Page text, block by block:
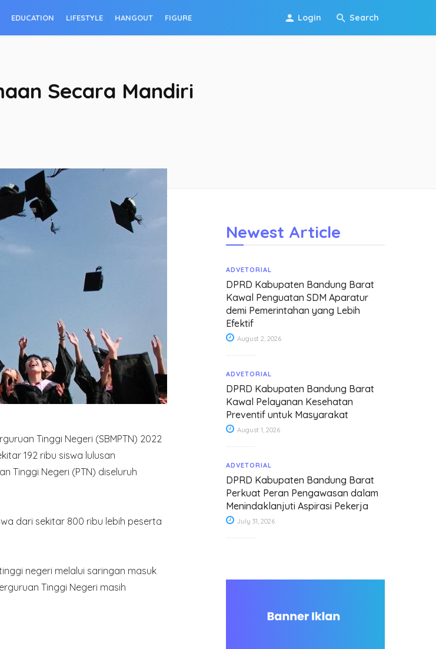
EDUCATION LIFESTYLE HANGOUT FIGURE Login Search
Secara Mandiri
Tinggi Negeri (SBMPTN) 2022
192 ribu siswa lulusan
Tinggi Negeri (PTN) diseluruh
dari sekitar 800 ribu lebih peserta
negeri melalui saringan masuk
Tinggi Negeri masih
Newest Article
ADVETORIAL
DPRD Kabupaten Bandung Barat
Kawal Penguatan SDM Aparatur
demi Pemerintahan yang Lebih
Efektif
August 2, 2026
ADVETORIAL
DPRD Kabupaten Bandung Barat
Kawal Pelayanan Kesehatan
Preventif untuk Masyarakat
August 1, 2026
ADVETORIAL
DPRD Kabupaten Bandung Barat
Perkuat Peran Pengawasan dalam
Menindaklanjuti Aspirasi Pekerja
July 31, 2026